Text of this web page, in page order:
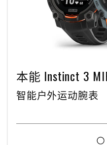
本能 Instinct 3
智能户外运动腕表